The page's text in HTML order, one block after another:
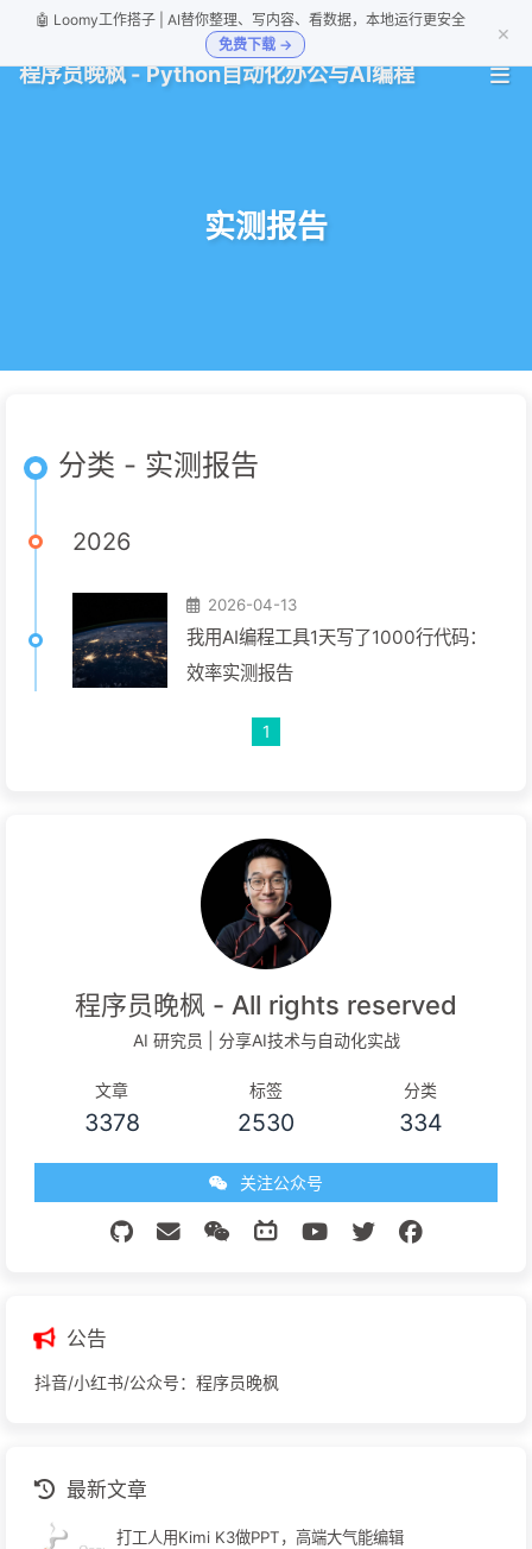
🤖 Loomy工作搭子 | AI替你整理、写内容、看数据，本地运行更安全
免费下载 →
×
程序员晚枫 - Python自动化办公与AI编程
实测报告
分类 - 实测报告
2026
2026-04-13
我用AI编程工具1天写了1000行代码：
效率实测报告
1
程序员晚枫 - All rights reserved
AI 研究员 | 分享AI技术与自动化实战
文章
3378
标签
2530
分类
334
关注公众号
公告
抖音/小红书/公众号：程序员晚枫
最新文章
打工人用Kimi K3做PPT，高端大气能编辑